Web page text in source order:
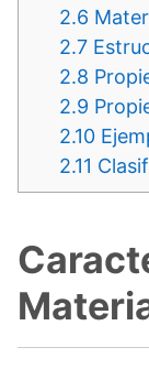
2.6
2.7
2.8
2.9
2.10
2.11